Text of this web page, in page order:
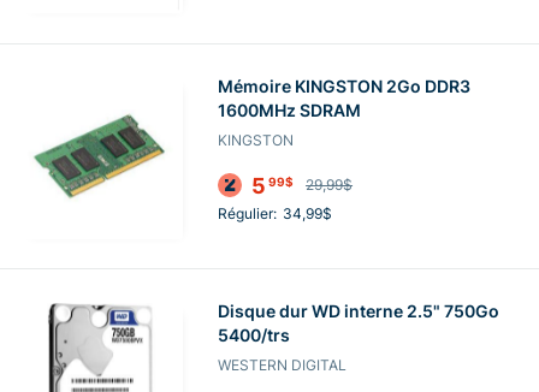
Mémoire KINGSTON 2Go DDR3
1600MHz SDRAM
KINGSTON
5 99$
29,99$
Régulier: 34,99$
Disque dur WD interne 2.5" 750Go
5400/trs
WESTERN DIGITAL